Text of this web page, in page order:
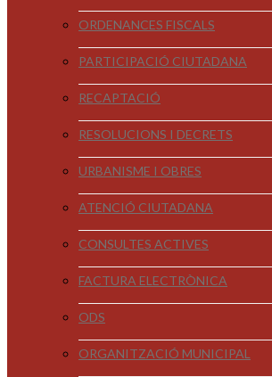
ORDENANCES FISCALS
PARTICIPACIÓ CIUTADANA
RECAPTACIÓ
RESOLUCIONS I DECRETS
URBANISME I OBRES
ATENCIÓ CIUTADANA
CONSULTES ACTIVES
FACTURA ELECTRÒNICA
ODS
ORGANITZACIÓ MUNICIPAL